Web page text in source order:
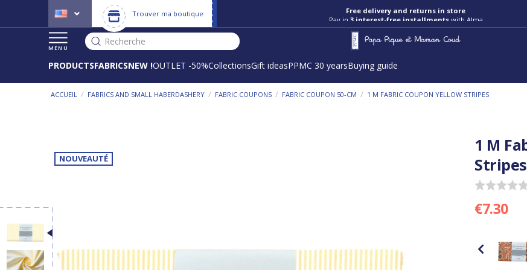
Trouver ma boutique
Pay in3 interest-free installmentswith Alma
MENU
Recherche
PRODUCTSFABRICSNEW !OUTLET -50%CollectionsGift ideasPPMC 30 yearsBuying guide
ACCUEIL / FABRICS AND SMALL HABERDASHERY / FABRIC COUPONS / FABRIC COUPON 50-CM / 1 M FABRIC COUPON YELLOW STRIPES
NOUVEAUTÉ
1 M
Stripes
€7.30